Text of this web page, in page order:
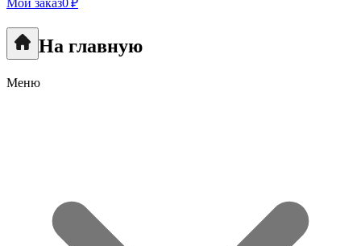
Мой заказ0 ₽
На главную
Меню